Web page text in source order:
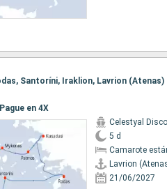
Santoríni, Iraklion, Lavrion (Atenas)
Pague en 4X
Celestyal
5 d
Camarote
Lavrion
21/06/2027